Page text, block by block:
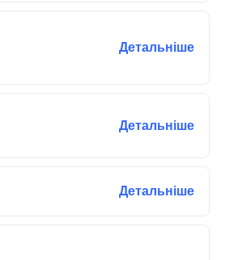
Детальніше
Детальніше
Детальніше